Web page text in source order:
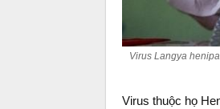
Virus Langya
Virus thuộc họ